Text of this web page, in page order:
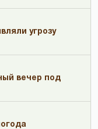
угрозу
вечер под